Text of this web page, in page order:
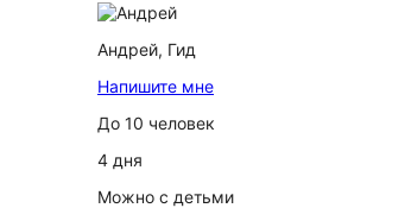
Андрей, Гид
Напишите мне
До 10 человек
4 дня
Можно с детьми